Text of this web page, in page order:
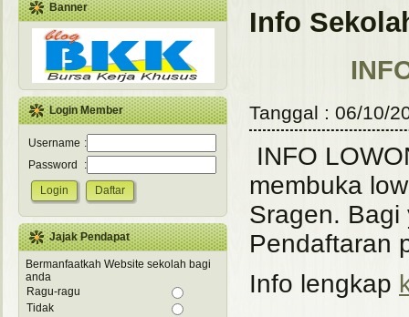
Banner
Login Member
Username :
Password
:
Jajak Pendapat
Bermanfaatkah Website sekolah bagi
anda
Ragu-ragu
Tidak
Info
Tanggal : 06/10/
INFO
membuka
Sragen.
Pendaftaran
Info lengkap